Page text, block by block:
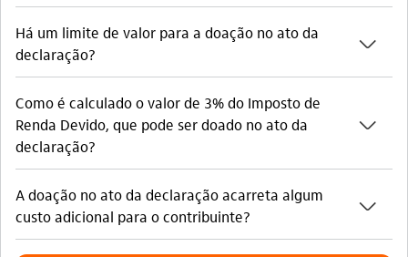
Há um limite de valor para a doação no ato da
declaração?
seta_baixo
Como é calculado o valor de 3% do Imposto de
Renda Devido, que pode ser doado no ato da
declaração?
seta_baixo
A doação no ato da declaração acarreta algum
custo adicional para o contribuinte?
seta_baixo